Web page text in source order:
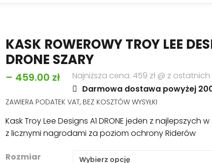
KASK ROWEROWY TROY LEE
DRONE SZARY
– 459.00 złZakres
cen:
od
379.90 zł
do
459.00 zł
Najniższa cena: 459 zł @ z
Darmowa dostawa powyżej
ZAWIERA PODATEK VAT, BEZ KOSZTÓW WYSYŁKI
Kask Troy Lee Designs A1 DRONE jeden z najlepszych
z licznymi nagrodami za poziom ochrony Riderów
Rozmiar